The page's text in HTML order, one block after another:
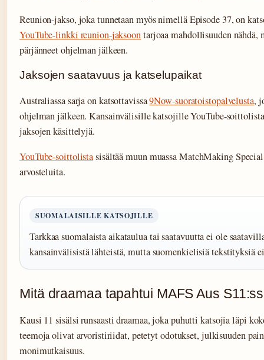
Reunion-jakso, joka tunnetaan myös nimellä Episode 37, on
YouTube-linkki reunion-jaksoontarjoaa mahdollisuuden nähdä,
pärjänneet ohjelman jälkeen.
Jaksojen saatavuus ja katselupaikat
Australiassa sarja on katsottavissa9Now-suoratoistopalvelusta,
ohjelman jälkeen. Kansainvälisille katsojille YouTube-
jaksojen käsittelyjä.
YouTube-soittolistasisältää muun muassa MatchMaking
arvosteluita.
SUOMALAISILLE KATSOJILLE
Tarkkaa suomalaista aikataulua tai saatavuutta ei ole
kansainvälisistä lähteistä, mutta suomenkielisiä tekstityksiä
Mitä draamaa tapahtui MAFS Aus
Kausi 11 sisälsi runsaasti draamaa, joka puhutti katsojia läpi
teemoja olivat arvoristiriidat, petetyt odotukset, julkisuuden
monimutkaisuus.